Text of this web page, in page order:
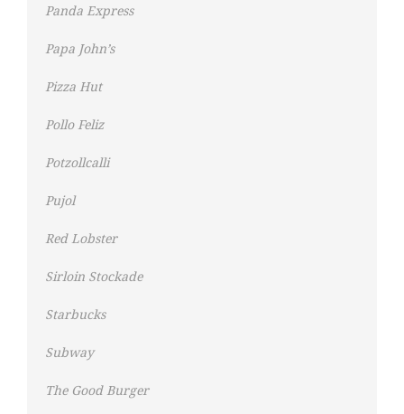
Panda Express
Papa John’s
Pizza Hut
Pollo Feliz
Potzollcalli
Pujol
Red Lobster
Sirloin Stockade
Starbucks
Subway
The Good Burger